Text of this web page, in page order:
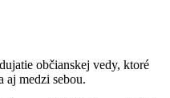
občianskej vedy, ktoré
aj medzi sebou.